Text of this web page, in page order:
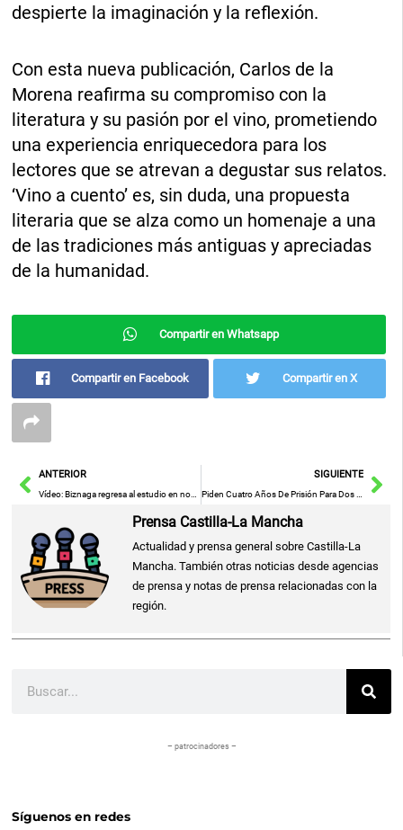
despierte la imaginación y la reflexión.
Con esta nueva publicación, Carlos de la
Morena reafirma su compromiso con la
literatura y su pasión por el vino, prometiendo
una experiencia enriquecedora para los
lectores que se atrevan a degustar sus relatos.
‘Vino a cuento’ es, sin duda, una propuesta
literaria que se alza como un homenaje a una
de las tradiciones más antiguas y apreciadas
de la humanidad.
Compartir en Whatsapp
Compartir en Facebook Compartir en X
AntANTERIOR
Vídeo: Biznaga regresa al estudio en noviembre para grabar su nuevo álbum: «Hay canciones que no hemos hecho nunca»
SIGUIENTE
Piden Cuatro Años De Prisión Para Dos Acusados De Estafar A Un Hombre Con Inversiones En Criptomonedas
Prensa Castilla-La Mancha
Actualidad y prensa general sobre Castilla-La
Mancha. También otras noticias desde agencias
de prensa y notas de prensa relacionadas con la
región.
– patrocinadores –
Síguenos en redes